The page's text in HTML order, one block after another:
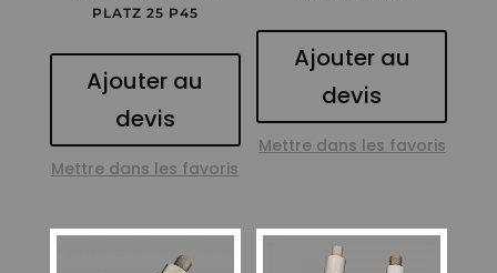
PLATZ 25 P45
Ajouter au
devis
Mettre dans les favoris
Ajouter au
devis
Mettre dans les favoris